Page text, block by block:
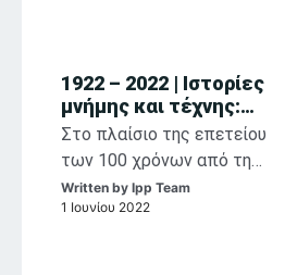
εκδηλώσεις που
φιλοξενούνται στο Ιστορικό
Αρχείο Μουσείο Ύδρας στο
πλαίσιο της επετείου των
100 χρόνων από τη
1922 – 2022 | Ιστορίες
μνήμης και τέχνης:
Aναστοχασμοί στη
θρησκευτική ζωγραφική
των Παπαλουκά,
Κόντογλου, Βασιλείου
Στο πλαίσιο της επετείου
των 100 χρόνων από τη
Μικρασιατική Καταστροφή
ξεκινά στις 11 Ιουνίου 2022
Written by Ipp Team
1 Ιουνίου 2022